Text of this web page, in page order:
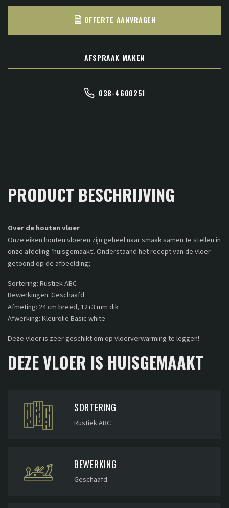
OFFERTE AANVRAGEN
AFSPRAAK MAKEN
038-4600251
PRODUCT BESCHRIJVING
Over de houten vloer
Onze eiken houten vloeren zijn geheel naar smaak samen te stellen in
onze afdeling ‘huisgemaakt’. Onderstaand het recept van de vloer
getoond op de afbeelding;
Sortering: Rustiek ABC
Bewerkingen: Geschaafd
Afmeting: 24 cm breed, 12+3 mm dik
Afwerking: Kleurolie Basic white
Deze vloer is zeer geschikt om op vloerverwarming te leggen!
DEZE VLOER IS HUISGEMAAKT
SORTERING
Rustiek ABC
BEWERKING
Geschaafd